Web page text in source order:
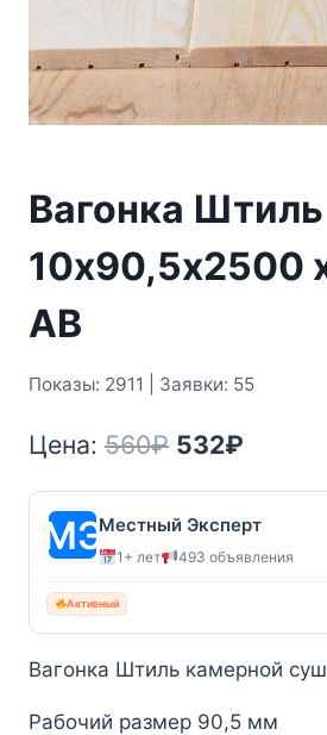
Вагонка Штиль
10х90,5х2500
АВ
Показы: 2911 | Заявки: 55
Цена: 560₽
цена
составляла
560₽.
532₽
цена:
532₽.
Местный Эксперт
1+ лет 493 объявления
Активный
Вагонка Штиль камерной
Рабочий размер 90,5 мм